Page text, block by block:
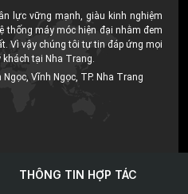
lực vững mạnh, giàu kinh nghiệm
thống máy móc hiện đại nhằm đem
Vì vậy chúng tôi tự tin đáp ứng mọi
tại Nha Trang.
Ngọc, Vĩnh Ngọc, TP. Nha Trang
THÔNG TIN HỢP TÁC